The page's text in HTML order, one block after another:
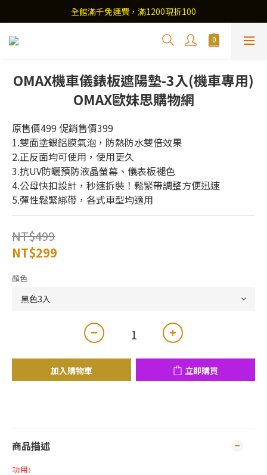
全館滿千免運費，滿1200現折100
OMAX機車儀錶板遮陽墊-3入(機車專用)
OMAX歐妹思購物網
原售價499 促銷售價399
1.雙面塗銀鋁膜氣泡，防熱防水雙倍效果
2.正反面均可使用，使用更久
3.抗UV防曬預防液晶螢幕、儀表板褪色
4.公母快扣設計，秒速拆裝！鬆緊帶調整方便迅速
5.彈性鬆緊綁帶，各式車型均適用
NT$499
NT$299
顏色
加入購物車 立即購買
商品描述
功用: